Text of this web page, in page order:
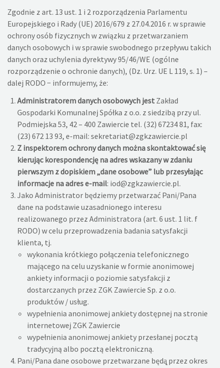
Zgodnie z art. 13 ust. 1 i 2 rozporządzenia Parlamentu
Europejskiego i Rady (UE) 2016/679 z 27.04.2016 r. w sprawie
ochrony osób fizycznych w związku z przetwarzaniem
danych osobowych i w sprawie swobodnego przepływu takich
danych oraz uchylenia dyrektywy 95/46/WE (ogólne
rozporządzenie o ochronie danych), (Dz. Urz. UE L 119, s. 1) –
dalej RODO − informujemy, że:
Administratorem danych osobowych jest Zakład
Gospodarki Komunalnej Spółka z o.o. z siedzibą przy ul.
Podmiejska 53, 42 – 400 Zawiercie tel. (32) 67234 81, fax:
(23) 672 13 93, e-mail: sekretariat@zgkzawiercie.pl
Z inspektorem ochrony danych można skontaktować się
kierując korespondencję na adres wskazany w zdaniu
pierwszym z dopiskiem „dane osobowe” lub przesyłając
informacje na adres e-mail: iod@zgkzawiercie.pl.
Jako Administrator będziemy przetwarzać Pani/Pana
dane na podstawie uzasadnionego interesu
realizowanego przez Administratora (art. 6 ust. 1 lit. f
RODO) w celu przeprowadzenia badania satysfakcji
klienta, tj.
wykonania krótkiego połączenia telefonicznego
mającego na celu uzyskanie w formie anonimowej
ankiety informacji o poziomie satysfakcji z
dostarczanych przez ZGK Zawiercie Sp. z o.o.
produktów / usług.
wypełnienia anonimowej ankiety dostępnej na stronie
internetowej ZGK Zawiercie
wypełnienia anonimowej ankiety przesłanej pocztą
tradycyjną albo pocztą elektroniczną.
Pani/Pana dane osobowe przetwarzane będą̨ przez okres